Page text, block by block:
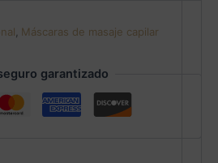
Máscaras de masaje capilar
garantizado